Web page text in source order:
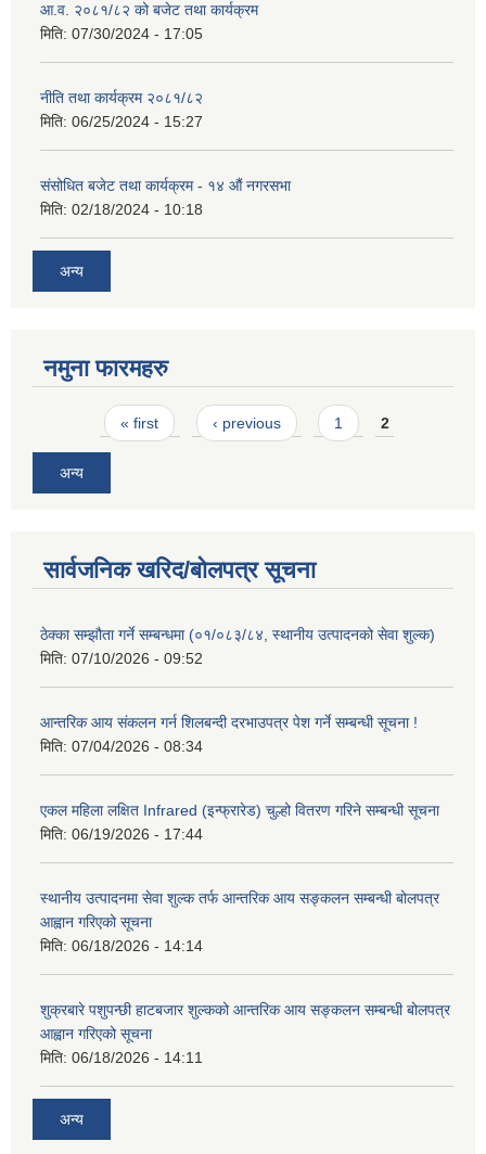
आ.व. २०८१/८२ को बजेट तथा कार्यक्रम
मिति: 07/30/2024 - 17:05
नीति तथा कार्यक्रम २०८१/८२
मिति: 06/25/2024 - 15:27
संसोधित बजेट तथा कार्यक्रम - १४ औं नगरसभा
मिति: 02/18/2024 - 10:18
अन्य
नमुना फारमहरु
Pages« first ‹ previous 1 2
अन्य
सार्वजनिक खरिद/बोलपत्र सूचना
ठेक्का सम्झौता गर्ने सम्बन्धमा (०१/०८३/८४, स्थानीय उत्पादनको सेवा शुल्क)
मिति: 07/10/2026 - 09:52
आन्तरिक आय संकलन गर्न शिलबन्दी दरभाउपत्र पेश गर्ने सम्बन्धी सूचना !
मिति: 07/04/2026 - 08:34
एकल महिला लक्षित Infrared (इन्फ्रारेड) चुल्हो वितरण गरिने सम्बन्धी सूचना
मिति: 06/19/2026 - 17:44
स्थानीय उत्पादनमा सेवा शुल्क तर्फ आन्तरिक आय सङ्कलन सम्बन्धी बोलपत्र
आह्वान गरिएको सूचना
मिति: 06/18/2026 - 14:14
शुक्रबारे पशुपन्छी हाटबजार शुल्कको आन्तरिक आय सङ्कलन सम्बन्धी बोलपत्र
आह्वान गरिएको सूचना
मिति: 06/18/2026 - 14:11
अन्य